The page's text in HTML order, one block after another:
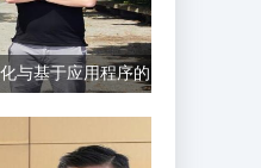
与基于应用程序的